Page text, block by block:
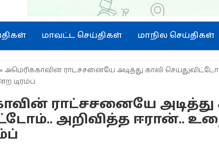
மாவட்ட செய்திகள் மாநில செய்திகள்
» அமெரிக்காவின் ராட்சசனையே அடித்து காலி
டிரம்ப்
ராட்சசனையே அடித்து
அறிவித்த ஈரான்..